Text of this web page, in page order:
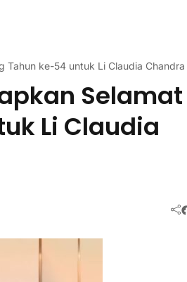
Tahun ke-54 untuk Li Claudia Chandra
Selamat
Li Claudia
Facebook